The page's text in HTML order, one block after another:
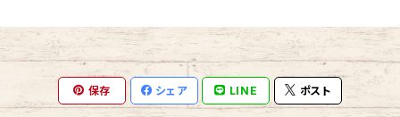
保存 シェア LINE ポスト